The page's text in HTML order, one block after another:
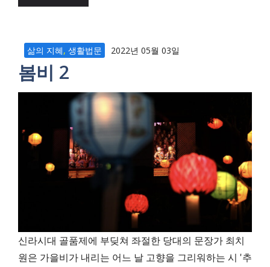
삶의 지혜, 생활법문 2022년 05월 03일
봄비 2
신라시대 골품제에 부딪쳐 좌절한 당대의 문장가 최치
원은 가을비가 내리는 어느 날 고향을 그리워하는 시 '추